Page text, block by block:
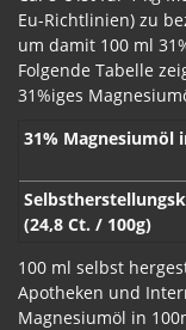
Eu-Richtlinien) zu
um damit 100 ml
Folgende Tabelle
31%iges
31% Magnesiumöl
(24,8 Ct. / 100g)
100 ml selbst
Apotheken und
Magnesiumöl in